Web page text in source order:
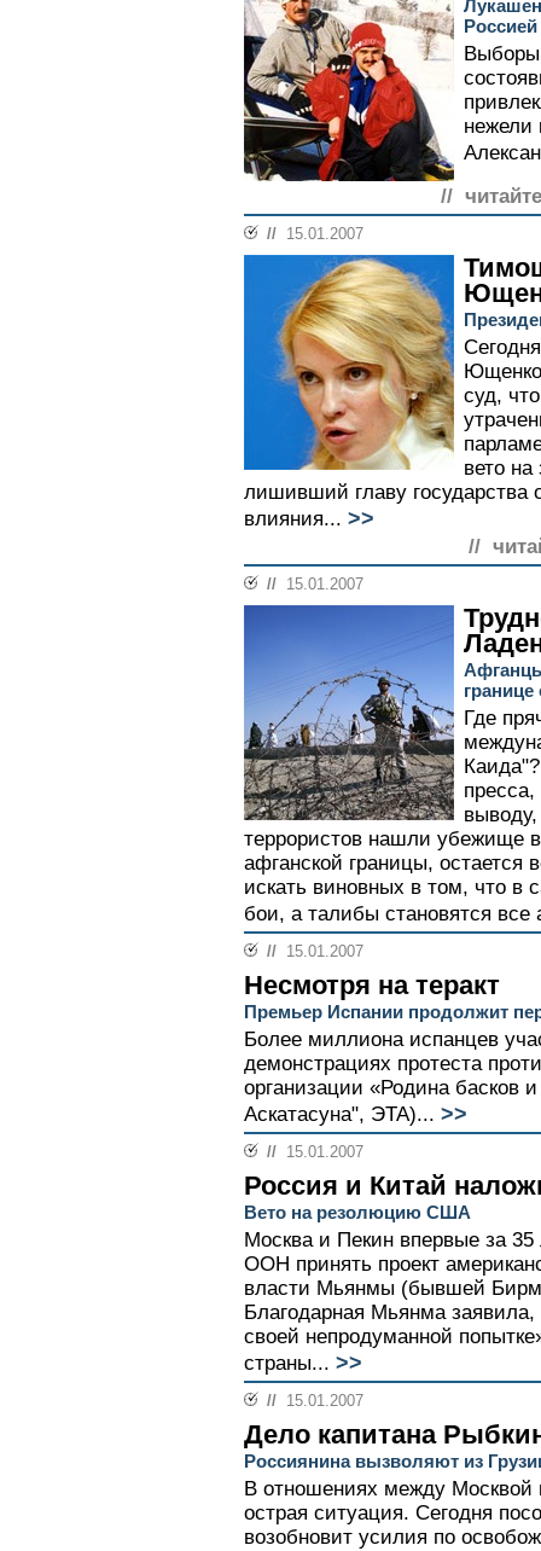
Россией
нежели
//
// 15.01.2007
суд,
вето на
лишивший главу государства
влияния... >>
//
// 15.01.2007
Где
террористов нашли убежище
афганской границы, остается
искать виновных в том, что в
бои, а талибы становятся все
// 15.01.2007
Несмотря на теракт
Премьер Испании продолжит
Более миллиона испанцев
демонстрациях протеста
организации «Родина басков
Аскатасуна", ЭТА)... >>
// 15.01.2007
Россия и Китай
Вето на резолюцию США
Москва и Пекин впервые за
ООН принять проект
власти Мьянмы (бывшей
Благодарная Мьянма
своей непродуманной
страны... >>
// 15.01.2007
Дело капитана
Россиянина вызволяют из
В отношениях между Москвой
острая ситуация. Сегодня
возобновит усилия по